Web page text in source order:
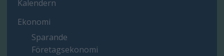
Kalendern
Ekonomi
Sparande
Företagsekonomi